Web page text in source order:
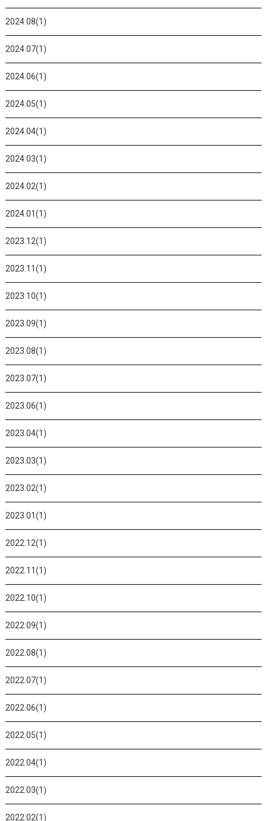
2024.08(1)
2024.07(1)
2024.06(1)
2024.05(1)
2024.04(1)
2024.03(1)
2024.02(1)
2024.01(1)
2023.12(1)
2023.11(1)
2023.10(1)
2023.09(1)
2023.08(1)
2023.07(1)
2023.06(1)
2023.04(1)
2023.03(1)
2023.02(1)
2023.01(1)
2022.12(1)
2022.11(1)
2022.10(1)
2022.09(1)
2022.08(1)
2022.07(1)
2022.06(1)
2022.05(1)
2022.04(1)
2022.03(1)
2022.02(1)